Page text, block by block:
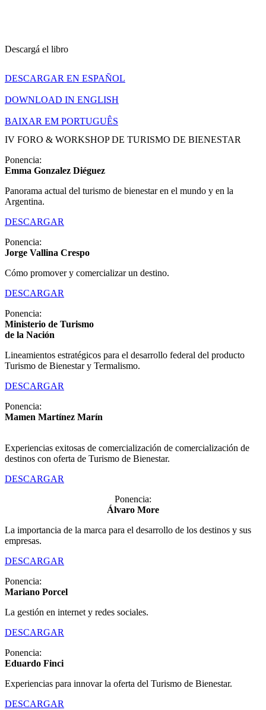
Descargá el libro
DESCARGAR EN ESPAÑOL
DOWNLOAD IN ENGLISH
BAIXAR EM PORTUGUÊS
IV FORO & WORKSHOP DE TURISMO DE BIENESTAR​
Ponencia:
Emma Gonzalez Diéguez
Panorama actual del turismo de bienestar en el mundo y en la
Argentina.
DESCARGAR
Ponencia:
Jorge Vallina Crespo
Cómo promover y comercializar un destino.
DESCARGAR
Ponencia:
Ministerio de Turismo
de la Nación
Lineamientos estratégicos para el desarrollo federal del producto
Turismo de Bienestar y Termalismo.
DESCARGAR
Ponencia:
Mamen Martínez Marín
Experiencias exitosas de comercialización de comercialización de
destinos con oferta de Turismo de Bienestar.
DESCARGAR
Ponencia:
Álvaro More
La importancia de la marca para el desarrollo de los destinos y sus
empresas.
DESCARGAR
Ponencia:
Mariano Porcel
La gestión en internet y redes sociales.
DESCARGAR
Ponencia:
Eduardo Finci
Experiencias para innovar la oferta del Turismo de Bienestar.
DESCARGAR